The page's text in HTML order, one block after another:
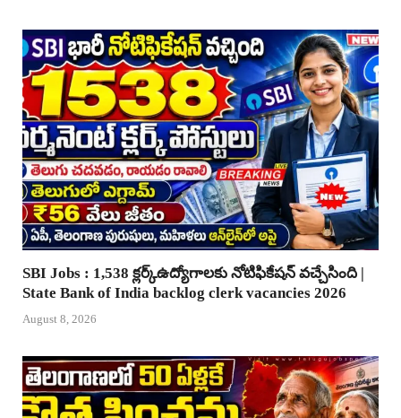
SBI Jobs : 1,538 క్లర్క్ఉద్యోగాలకు నోటిఫికేషన్ వచ్చేసింది |
State Bank of India backlog clerk vacancies 2026
August 8, 2026